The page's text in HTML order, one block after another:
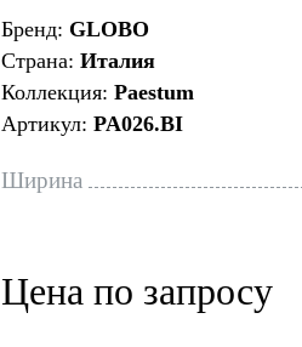
Бренд: GLOBO
Страна: Италия
Коллекция: Paestum
Артикул: PA026.BI
Ширина
Цена по запросу